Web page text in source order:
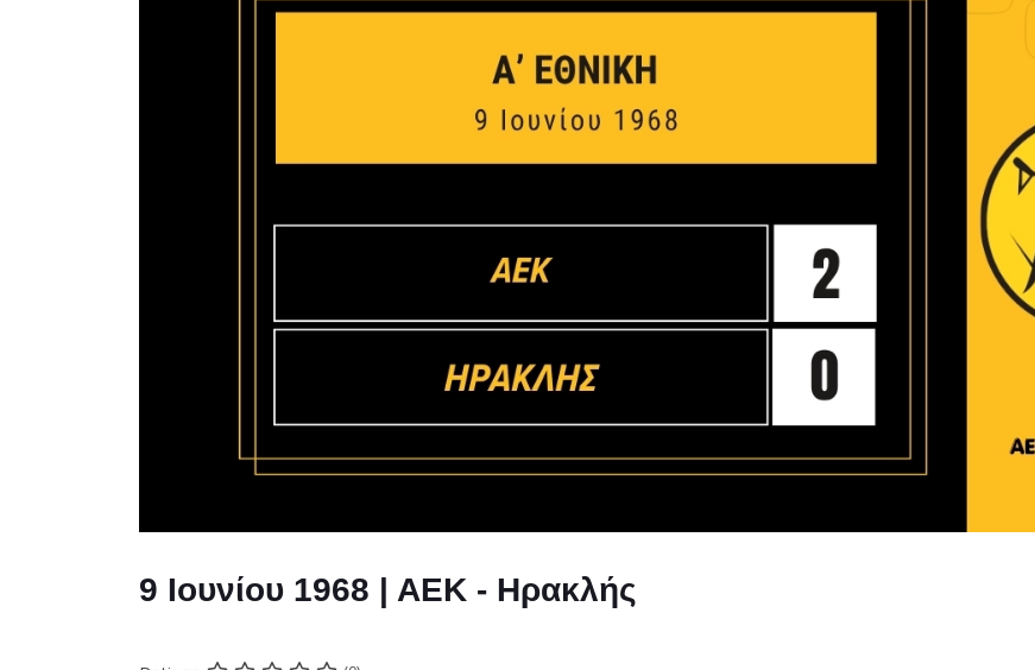
9 Ιουνίου 1968 | ΑΕΚ - Ηρακλής